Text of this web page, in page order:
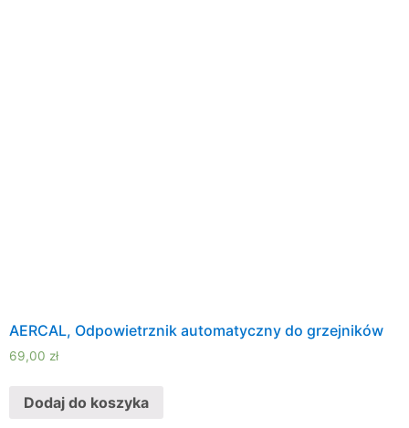
AERCAL, Odpowietrznik automatyczny do grzejników
69,00 zł
Dodaj do koszyka